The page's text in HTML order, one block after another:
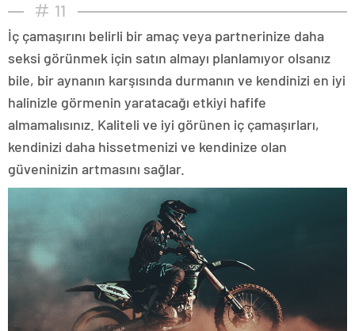
11
İç çamaşırını belirli bir amaç veya partnerinize daha
seksi görünmek için satın almayı planlamıyor olsanız
bile, bir aynanın karşısında durmanın ve kendinizi en iyi
halinizle görmenin yaratacağı etkiyi hafife
almamalısınız. Kaliteli ve iyi görünen iç çamaşırları,
kendinizi daha hissetmenizi ve kendinize olan
güveninizin artmasını sağlar.